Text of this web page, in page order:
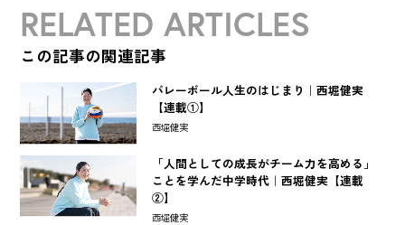
RELATED ARTICLES
この記事の関連記事
バレーボール人生のはじまり｜西堀健実
【連載①】
西堀健実
「人間としての成長がチーム力を高める」
ことを学んだ中学時代｜西堀健実【連載
②】
西堀健実